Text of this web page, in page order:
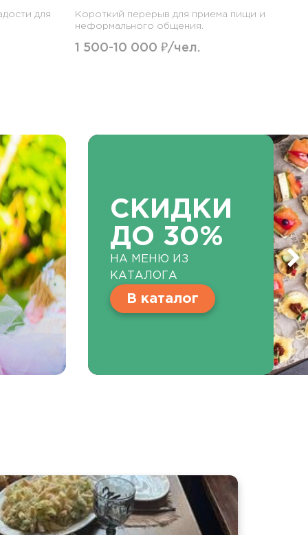
для
Короткий перерыв для приема пищи и
неформального общения.
1 500-10 000 ₽/чел.
СКИДКИ
ДО 30%
НА МЕНЮ ИЗ
КАТАЛОГА
В каталог